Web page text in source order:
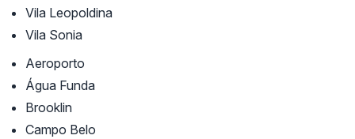
Vila Leopoldina
Vila Sonia
Aeroporto
Água Funda
Brooklin
Campo Belo